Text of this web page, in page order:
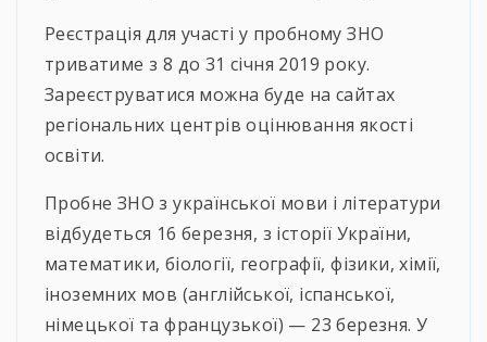
Реєстрація для участі у пробному ЗНО
триватиме з 8 до 31 січня 2019 року.
Зареєструватися можна буде на сайтах
регіональних центрів оцінювання якості
освіти.
Пробне ЗНО з української мови і літератури
відбудеться 16 березня, з історії України,
математики, біології, географії, фізики, хімії,
іноземних мов (англійської, іспанської,
німецької та французької) — 23 березня. У